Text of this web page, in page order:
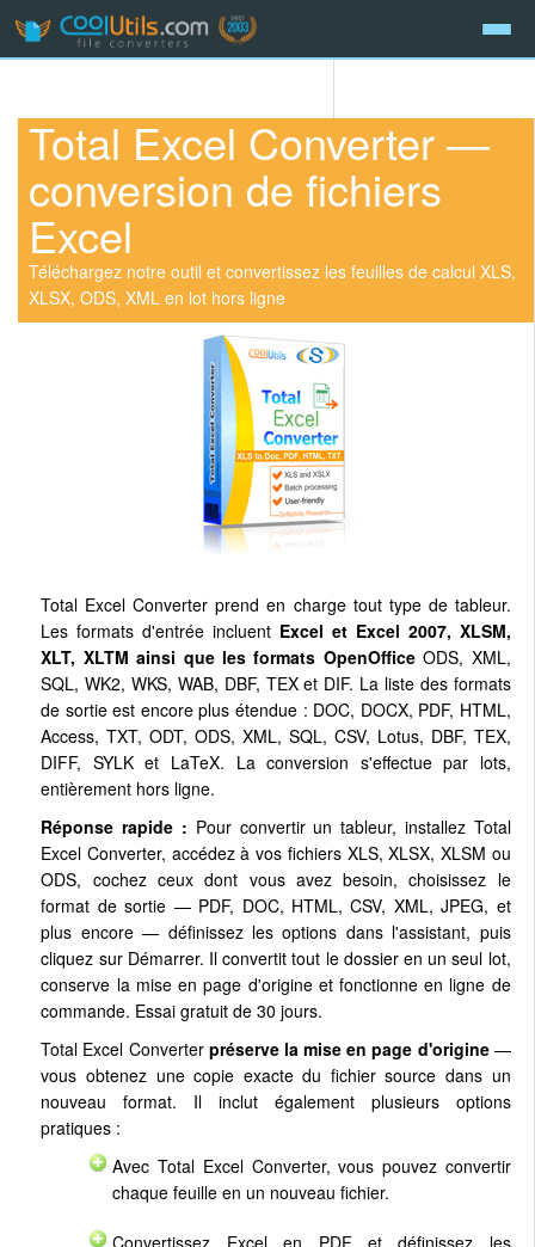
Total Excel Converter —
conversion de fichiers
Excel
Téléchargez notre outil et convertissez les feuilles de calcul XLS,
XLSX, ODS, XML en lot hors ligne
Total Excel Converter prend en charge tout type de tableur.
Les formats d'entrée incluent Excel et Excel 2007, XLSM,
XLT, XLTM ainsi que les formats OpenOfficeODS, XML,
SQL, WK2, WKS, WAB, DBF, TEX et DIF. La liste des formats
de sortie est encore plus étendue : DOC, DOCX, PDF, HTML,
Access, TXT, ODT, ODS, XML, SQL, CSV, Lotus, DBF, TEX,
DIFF, SYLK et LaTeX. La conversion s'effectue par lots,
entièrement hors ligne.
Réponse rapide : Pour convertir un tableur, installez Total
Excel Converter, accédez à vos fichiers XLS, XLSX, XLSM ou
ODS, cochez ceux dont vous avez besoin, choisissez le
format de sortie — PDF, DOC, HTML, CSV, XML, JPEG, et
plus encore — définissez les options dans l'assistant, puis
cliquez sur Démarrer. Il convertit tout le dossier en un seul lot,
conserve la mise en page d'origine et fonctionne en ligne de
commande. Essai gratuit de 30 jours.
Total Excel Converter préserve la mise en page d'origine—
vous obtenez une copie exacte du fichier source dans un
nouveau format. Il inclut également plusieurs options
pratiques :
Avec Total Excel Converter, vous pouvez convertir
chaque feuille en un nouveau fichier.
Convertissez Excel en PDF et définissez les